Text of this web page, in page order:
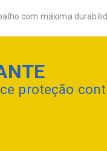
com máxima
proteção